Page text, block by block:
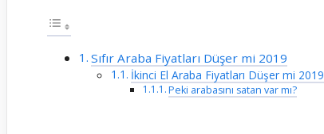
Sıfır Araba Fiyatları Düşer mi 2019
İkinci El Araba Fiyatları Düşer mi 2019
Peki arabasını satan var mı?